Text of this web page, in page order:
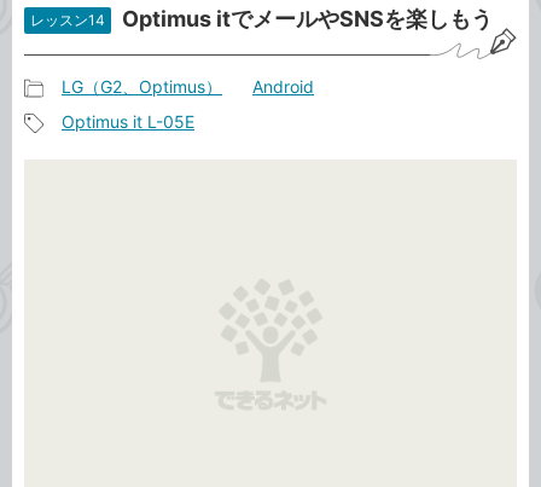
ト
レッスン14 Optimus itでメールやSNSを楽しもう
事
カ
LG（G2、Optimus） Android
Optimus it L-05E